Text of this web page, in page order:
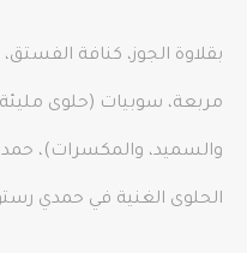
بقلاوة الجوز، كنافة
مربعة، سوبيات (حلوى
والسميد، والمكسرات)،
الحلوى الغنية في حمدي